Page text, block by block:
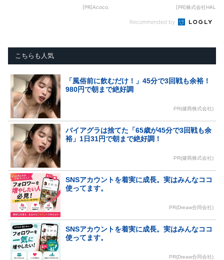
[PR]Acoco. [PR]株式会社HAL
Recommended by
こちらも人気
「風俗前に飲むだけ！」45分で3回戦も余裕！
980円で朝まで絶好調
PR(健商株式会社)
バイアグラは捨てた「65歳が45分で3回戦も余
裕」1日31円で朝まで絶好調！
PR(健商株式会社)
SNSアカウントを着実に成長。実はみんなココ
使ってます。
PR(Dreaw合同会社)
SNSアカウントを着実に成長。実はみんなココ
使ってます。
PR(Dreaw合同会社)